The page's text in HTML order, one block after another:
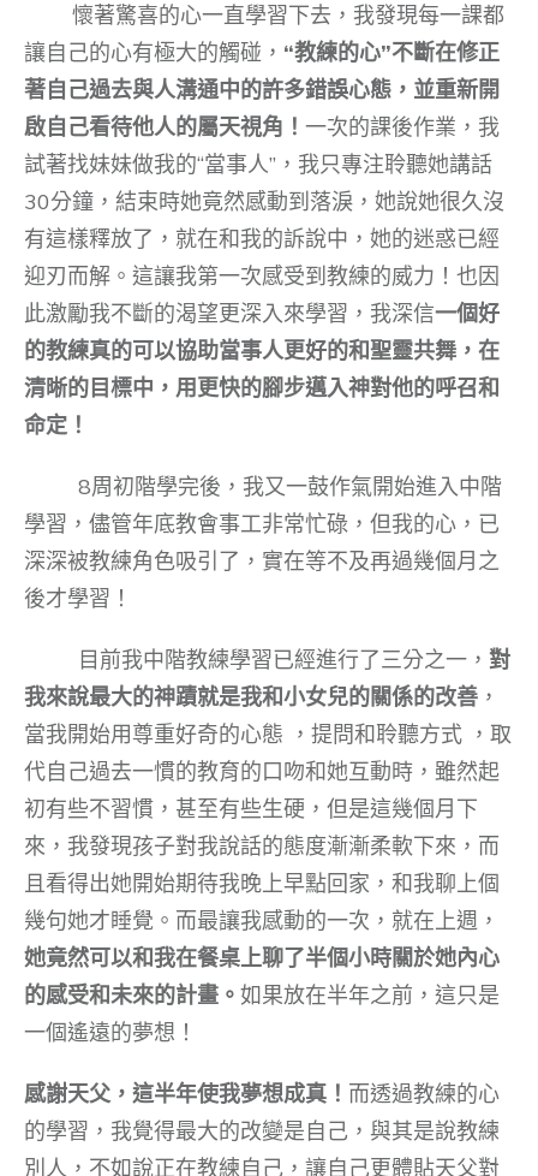
懷著驚喜的心一直學習下去，我發現每一課都
讓自己的心有極大的觸碰， “教練的心”不斷在修正
著自己過去與人溝通中的許多錯誤心態，並重新開
啟自己看待他人的屬天視角！ 一次的課後作業，我
試著找妹妹做我的“當事人”，我只專注聆聽她講話
30分鐘，結束時她竟然感動到落淚，她說她很久沒
有這樣釋放了，就在和我的訴說中，她的迷惑已經
迎刃而解。這讓我第一次感受到教練的威力！也因
此激勵我不斷的渴望更深入來學習，我深信一個好
的教練真的可以協助當事人更好的和聖靈共舞，在
清晰的目標中，用更快的腳步邁入神對他的呼召和
命定！
8周初階學完後，我又一鼓作氣開始進入中階
學習，儘管年底教會事工非常忙碌，但我的心，已
深深被教練角色吸引了，實在等不及再過幾個月之
後才學習！
目前我中階教練學習已經進行了三分之一， 對
我來說最大的神蹟就是我和小女兒的關係的改善 ，
當我開始用尊重好奇的心態 ，提問和聆聽方式 ，取
代自己過去一慣的教育的口吻和她互動時，雖然起
初有些不習慣，甚至有些生硬，但是這幾個月下
來，我發現孩子對我說話的態度漸漸柔軟下來，而
且看得出她開始期待我晚上早點回家，和我聊上個
幾句她才睡覺。而最讓我感動的一次，就在上週，
她竟然可以和我在餐桌上聊了半個小時關於她內心
的感受和未來的計畫。 如果放在半年之前，這只是
一個遙遠的夢想！
感謝天父，這半年使我夢想成真！ 而透過教練的心
的學習，我覺得最大的改變是自己，與其是說教練
別人，不如說正在教練自己，讓自己更體貼天父對